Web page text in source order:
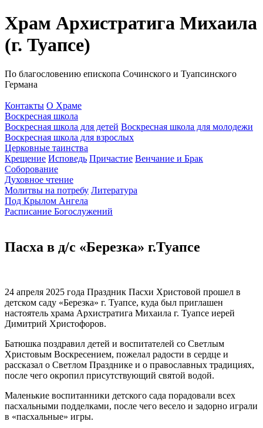
Храм Архистратига Михаила
(г. Туапсе)
По благословению епископа Сочинского и Туапсинского
Германа
Контакты О Храме
Воскресная школа
Воскресная школа для детей Воскресная школа для молодежи
Воскресная школа для взрослых
Церковные таинства
Крещение Исповедь Причастие Венчание и Брак
Соборование
Духовное чтение
Молитвы на потребу Литература
Под Крылом Ангела
Расписание Богослужений
Пасха в д/с «Березка» г.Туапсе
24 апреля 2025 года Праздник Пасхи Христовой прошел в
детском саду «Березка» г. Туапсе, куда был приглашен
настоятель храма Архистратига Михаила г. Туапсе иерей
Димитрий Христофоров.
Батюшка поздравил детей и воспитателей со Светлым
Христовым Воскресением, пожелал радости в сердце и
рассказал о Светлом Празднике и о православных традициях,
после чего окропил присутствующий святой водой.
Маленькие воспитанники детского сада порадовали всех
пасхальными подделками, после чего весело и задорно играли
в «пасхальные» игры.